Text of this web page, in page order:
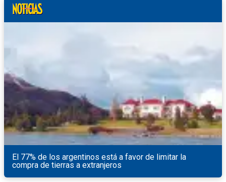
El 77% de los argentinos está a favor de limitar la
compra de tierras a extranjeros